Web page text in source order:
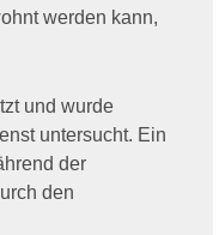
werden kann,
und wurde
untersucht. Ein
der
den